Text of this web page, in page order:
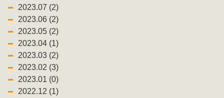
2023.07 (2)
2023.06 (2)
2023.05 (2)
2023.04 (1)
2023.03 (2)
2023.02 (3)
2023.01 (0)
2022.12 (1)